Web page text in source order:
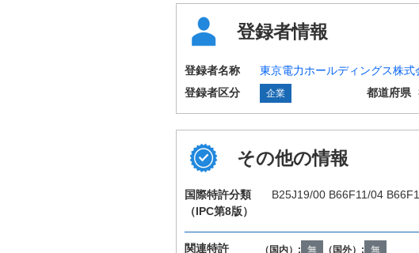
登録者情報
登録者名称
東京電力ホールディングス株式
登録者区分
企業 都道府県
その他の情報
国際特許分類
（IPC第8版）
B25J19/00 B66F11/04
関連特許 （国内）: 無 （国外）: 無